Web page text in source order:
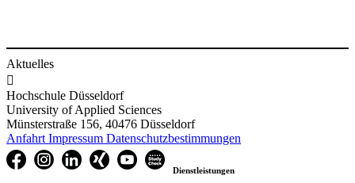
Aktuelles

Hochschule Düsseldorf
University of Applied Sciences
Münsterstraße 156, 40476 Düsseldorf
Anfahrt Impressum Datenschutzbestimmungen
Dienstleistungen